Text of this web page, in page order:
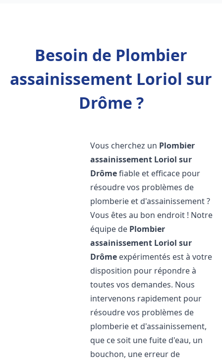
Besoin de Plombier
assainissement Loriol sur
Drôme ?
Vous cherchez un Plombier
assainissement Loriol sur
Drômefiable et efficace pour
résoudre vos problèmes de
plomberie et d'assainissement ?
Vous êtes au bon endroit ! Notre
équipe de Plombier
assainissement Loriol sur
Drôme expérimentés est à votre
disposition pour répondre à
toutes vos demandes. Nous
intervenons rapidement pour
résoudre vos problèmes de
plomberie et d'assainissement,
que ce soit une fuite d'eau, un
bouchon, une erreur de